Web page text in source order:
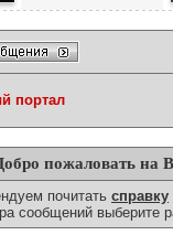
портал
пожаловать на
почитать справку
сообщений выберите